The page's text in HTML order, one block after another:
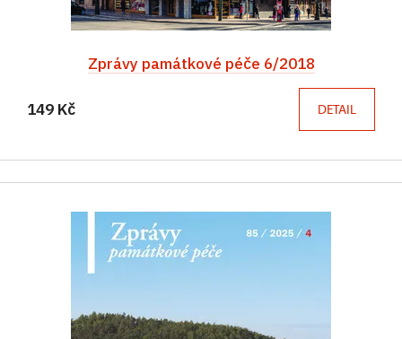
Zprávy památkové péče 6/2018
149 Kč DETAIL